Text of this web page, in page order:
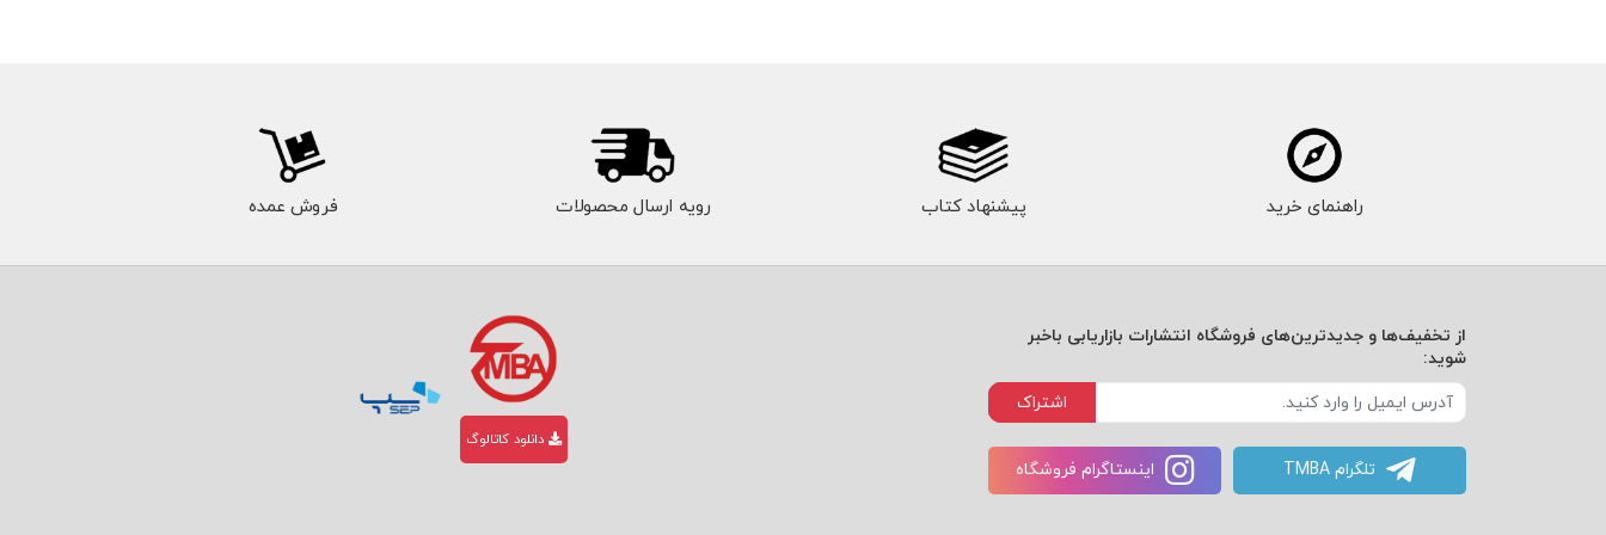
راهنمای خرید پیشنهاد کتاب رویه ارسال محصولات فروش عمده
از تخفیف‌ها و جدیدترین‌های فروشگاه انتشارات بازاریابی باخبر
شوید:
اشتراک
تلگرام TMBA اینستاگرام فروشگاه
دانلود کاتالوگ